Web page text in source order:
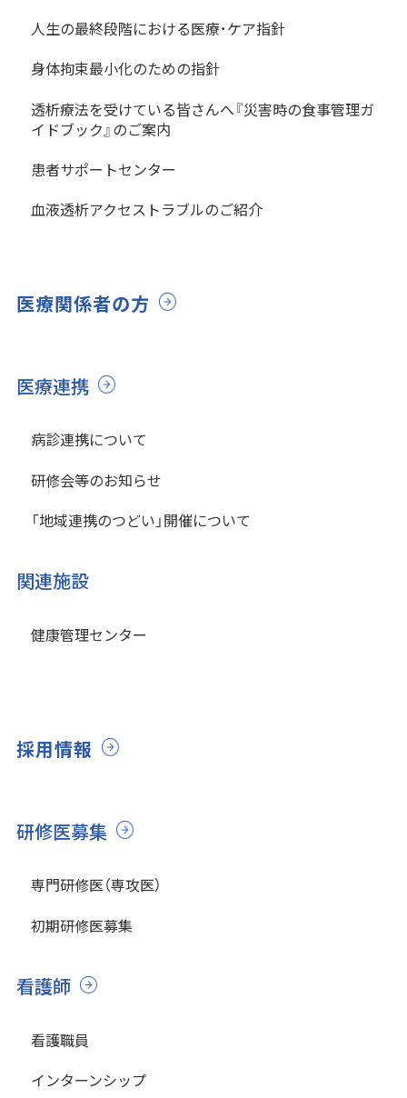
人生の最終段階における医療･ケア指針
身体拘束最小化のための指針
透析療法を受けている皆さんへ『災害時の食事管理ガ
イドブック』のご案内
患者サポートセンター
血液透析アクセストラブルのご紹介
医療関係者の方
医療連携
病診連携について
研修会等のお知らせ
「地域連携のつどい」開催について
関連施設
健康管理センター
採用情報
研修医募集
専門研修医（専攻医）
初期研修医募集
看護師
看護職員
インターンシップ